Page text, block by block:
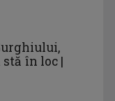
în loc |